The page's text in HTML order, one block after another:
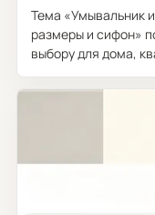
Тема «Умывальник
размеры и сифон»
выбору для дома,